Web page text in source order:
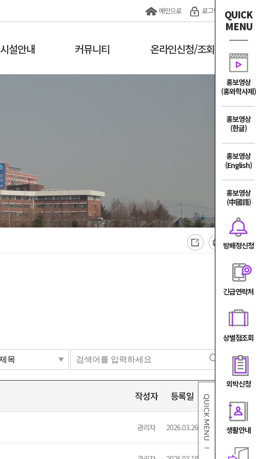
메인으로 로그인
시설안내 커뮤니티 온라인신청/조회
작성자 등록일 조회
관리자 2026.03.26 842
QUICK
MENU
홍보영상
(홍와학사제)
홍보영상
(한글)
홍보영상
(English)
홍보영상
(中國語)
방배정신청
긴급연락처
상벌점조회
외박신청
생활안내